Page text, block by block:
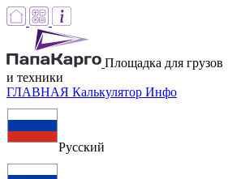
Площадка для грузов
и техники
ГЛАВНАЯ Калькулятор Инфо
Русский